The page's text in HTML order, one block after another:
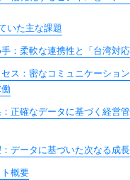
いた主な課題
：柔軟な連携性と「台湾対
ス：密なコミュニケーショ
正確なデータに基づく経営
データに基づいた次なる成
概要